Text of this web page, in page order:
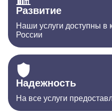
Развитие
Наши услуги доступны в
России
Надежность
На все услуги